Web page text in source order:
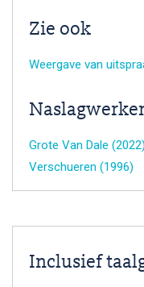
Zie ook
Weergave van
Grote Van Dale (2022)
Verschueren (1996)
Inclusief